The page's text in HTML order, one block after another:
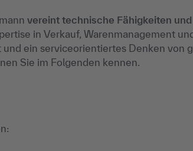
vereint technische Fähigkeiten
in Verkauf, Warenmanagement
ein serviceorientiertes Denken von
Sie im Folgenden kennen.